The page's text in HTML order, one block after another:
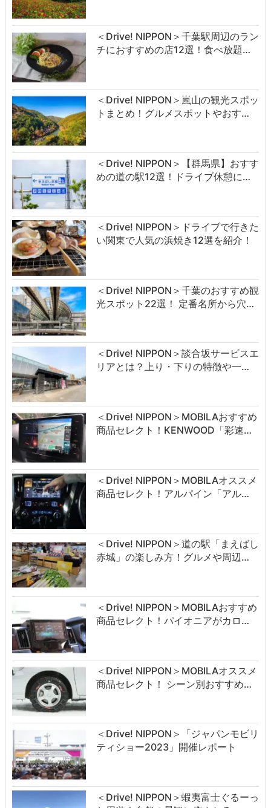
＜Drive! NIPPON＞千葉駅周辺のラン
チにおすすめの店12選！食べ放題…
＜Drive! NIPPON＞嵐山の観光スポッ
トまとめ！グルメスポットやおす…
＜Drive! NIPPON＞【群馬県】おすす
めの道の駅12選！ドライブ休憩に…
＜Drive! NIPPON＞ドライブで行きた
い関東で人気の浜焼き12選を紹介！
＜Drive! NIPPON＞千葉のおすすめ観
光スポット22選！ 定番名所から穴…
＜Drive! NIPPON＞談合坂サービスエ
リアとは？上り・下りの特徴や一…
＜Drive! NIPPON＞MOBILAおすすめ
商品セレクト！KENWOOD「彩速…
＜Drive! NIPPON＞MOBILAオススメ
商品セレクト！アルパイン「アル…
＜Drive! NIPPON＞道の駅「まえばし
赤城」の楽しみ方！グルメや周辺…
＜Drive! NIPPON＞MOBILAおすすめ
商品セレクト！パイオニアがカロ…
＜Drive! NIPPON＞MOBILAオススメ
商品セレクト！ シーン別おすすめ…
＜Drive! NIPPON＞「ジャパンモビリ
ティショー2023」開催レポート
＜Drive! NIPPON＞蝦夷富士ぐるーっ